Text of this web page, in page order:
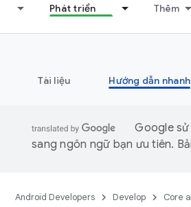
Phát triển Thêm
Tài liệu Hướng dẫn nhanh
Google
sang ngôn ngữ bạn ưu tiên.
Android Developers Develop Core